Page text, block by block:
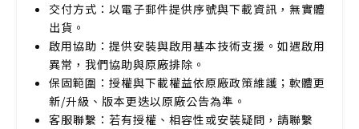
交付方式：以電子郵件提供序號與下載資訊，無實體
出貨。
啟用協助：提供安裝與啟用基本技術支援。如遇啟用
異常，我們協助與原廠排除。
保固範圍：授權與下載權益依原廠政策維護；軟體更
新/升級、版本更迭以原廠公告為準。
客服聯繫：若有授權、相容性或安裝疑問，請聯繫